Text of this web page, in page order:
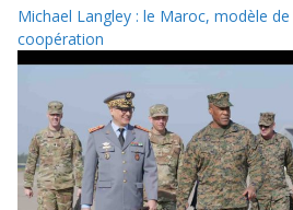
Michael Langley : le Maroc, modèle
coopération